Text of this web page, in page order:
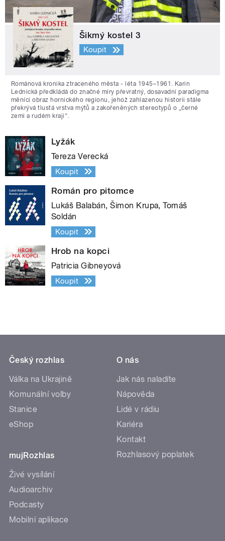
Šikmý kostel 3
Koupit
Románová kronika ztraceného města - léta 1945–1961. Karin
Lednická předkládá do značné míry převratný, dosavadní paradigma
měnící obraz hornického regionu, jehož zahlazenou historii stále
překrývá tlustá vrstva mýtů a zakořeněných stereotypů o „černé
zemi a rudém kraji“.
Lyžák
Tereza Verecká
Koupit
Román pro pitomce
Lukáš Balabán, Šimon Krupa, Tomáš
Soldán
Koupit
Hrob na kopci
Patricia Gibneyová
Koupit
Český rozhlas
Válka na Ukrajině
Komunální volby
Stanice
eShop
mujRozhlas
Živé vysílání
Audioarchiv
Podcasty
Mobilní aplikace
O nás
Jak nás naladíte
Nápověda
Lidé v rádiu
Kariéra
Kontakt
Rozhlasový poplatek